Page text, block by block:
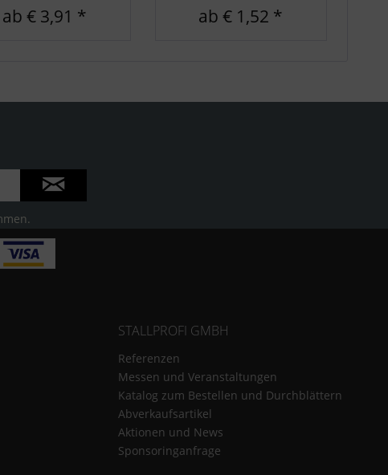
ab € 3,91 * ab € 1,52 *
STALLPROFI GMBH
Referenzen
Messen und Veranstaltungen
Katalog zum Bestellen und Durchblättern
Abverkaufsartikel
Aktionen und News
Sponsoringanfrage